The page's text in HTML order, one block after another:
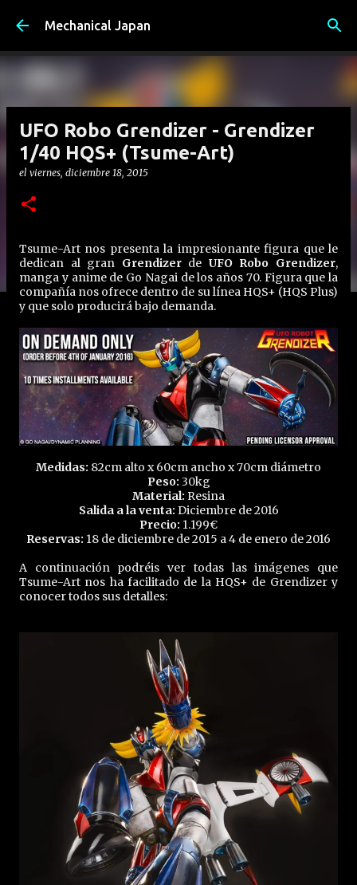
Ir al contenido principal
Mechanical Japan
UFO Robo Grendizer - Grendizer
1/40 HQS+ (Tsume-Art)
el viernes, diciembre 18, 2015
Tsume-Art nos presenta la impresionante figura que le
dedican al gran Grendizerde UFO Robo Grendizer,
manga y anime de Go Nagai de los años 70. Figura que la
compañía nos ofrece dentro de su línea HQS+ (HQS Plus)
y que solo producirá bajo demanda.
Medidas: 82cm alto x 60cm ancho x 70cm diámetro
Peso: 30kg
Material: Resina
Salida a la venta: Diciembre de 2016
Precio: 1.199€
Reservas: 18 de diciembre de 2015 a 4 de enero de 2016
A continuación podréis ver todas las imágenes que
Tsume-Art nos ha facilitado de la HQS+ de Grendizer y
conocer todos sus detalles: